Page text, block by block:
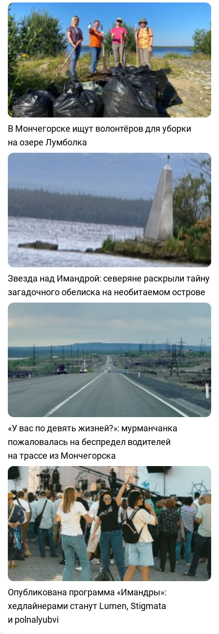
В Мончегорске ищут волонтёров для уборки
на озере Лумболка
Звезда над Имандрой: северяне раскрыли тайну
загадочного обелиска на необитаемом острове
«У вас по девять жизней?»: мурманчанка
пожаловалась на беспредел водителей
на трассе из Мончегорска
Опубликована программа «Имандры»:
хедлайнерами станут Lumen, Stigmata
и polnalyubvi